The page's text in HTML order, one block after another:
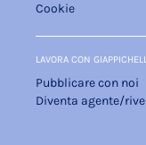
Cookie
LAVORA CON
Pubblicare con noi
Diventa agente/